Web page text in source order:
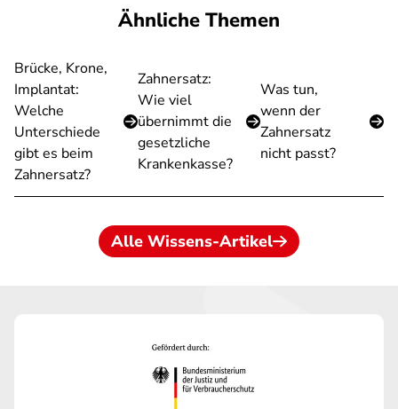
Ähnliche Themen
Brücke, Krone,
Implantat:
Welche
Unterschiede
gibt es beim
Zahnersatz?
Zahnersatz:
Wie viel
übernimmt die
gesetzliche
Krankenkasse?
Was tun,
wenn der
Zahnersatz
nicht passt?
Alle Wissens-Artikel